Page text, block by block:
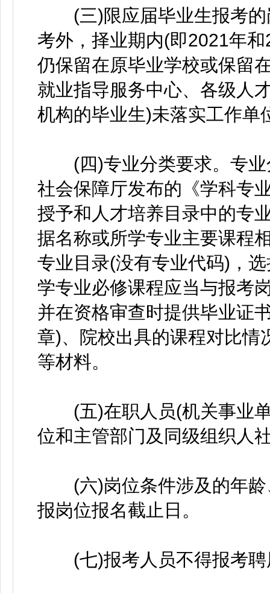
(三)限应届毕业生报考的
考外，择业期内(即2021年
仍保留在原毕业学校或保留
就业指导服务中心、各级人
机构的毕业生)未落实工作单
(四)专业分类要求。专业
社会保障厅发布的《学科专
授予和人才培养目录中的专
据名称或所学专业主要课程
专业目录(没有专业代码)，
学专业必修课程应当与报考
并在资格审查时提供毕业证
章)、院校出具的课程对比情
等材料。
(五)在职人员(机关事业单
位和主管部门及同级组织人
(六)岗位条件涉及的年龄
报岗位报名截止日。
(七)报考人员不得报考聘